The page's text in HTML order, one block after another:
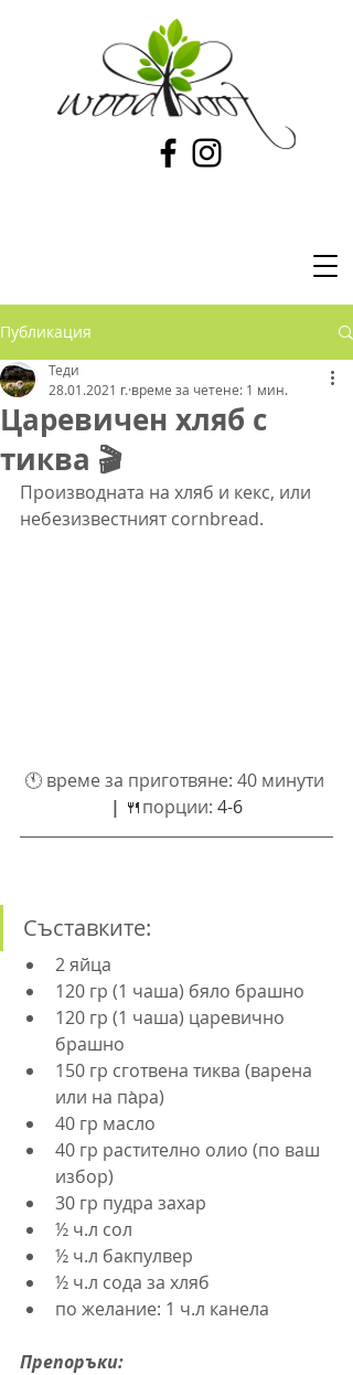
Публикация
Царевичен хляб с
тиква 🎬
Теди
28.01.2021 г. време за четене: 1 мин.
Производната на хляб и кекс, или
небезизвестният cornbread.
🕚 време за приготвяне: 40 минути
| 🍴порции: 4-6
Съставките:
2 яйца
120 гр (1 чаша) бяло брашно
120 гр (1 чаша) царевично
брашно
150 гр сготвена тиква (варена
или на па̀ра)
40 гр масло
40 гр растително олио (по ваш
избор)
30 гр пудра захар
½ ч.л сол
½ ч.л бакпулвер
½ ч.л сода за хляб
по желание: 1 ч.л канела
Препоръки: